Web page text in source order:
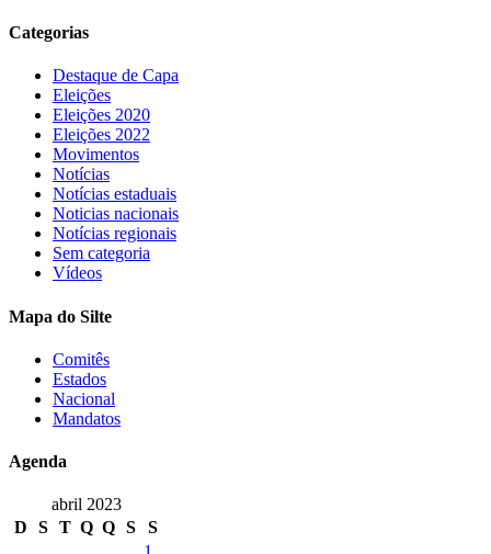
Categorias
Destaque de Capa
Eleições
Eleições 2020
Eleições 2022
Movimentos
Notícias
Notícias estaduais
Noticias nacionais
Notícias regionais
Sem categoria
Vídeos
Mapa do Silte
Comitês
Estados
Nacional
Mandatos
Agenda
abril 2023
D
S T Q Q S
S